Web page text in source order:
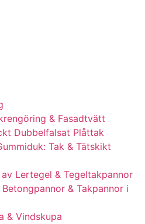
& Fasadtvätt
Dubbelfalsat Plåttak
Tak & Tätskikt
Lertegel & Tegeltakpannor
& Takpannor i
& Vindskupa